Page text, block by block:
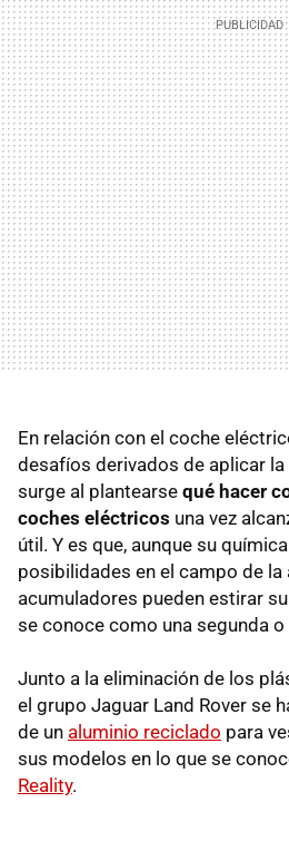
En relación con el coche
desafíos derivados de aplicar
surge al plantearse qué hacer
coches eléctricos una vez
útil. Y es que, aunque su
posibilidades en el campo de
acumuladores pueden estirar
se conoce como una segunda o
Junto a la eliminación de los
el grupo Jaguar Land Rover se
de un aluminio reciclado para
sus modelos en lo que se
Reality.